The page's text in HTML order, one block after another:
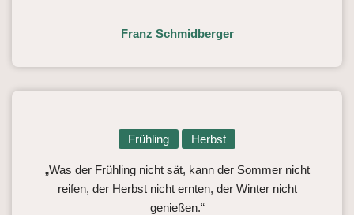
Franz Schmidberger
Frühling Herbst
„Was der Frühling nicht sät, kann der Sommer nicht
reifen, der Herbst nicht ernten, der Winter nicht
genießen.“